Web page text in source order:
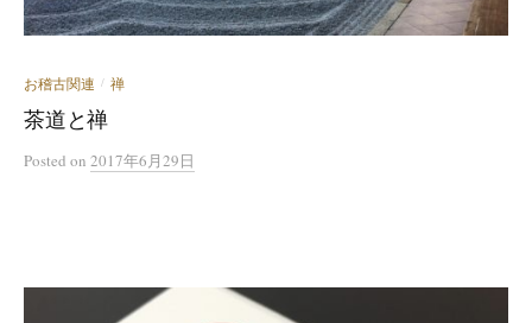
お稽古関連 / 禅
茶道と禅
Posted on 2017年6月29日